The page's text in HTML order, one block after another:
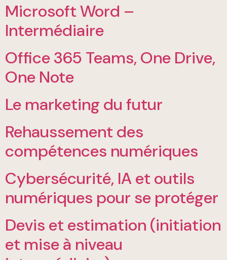
Microsoft Word –
Intermédiaire
Office 365 Teams, One Drive,
One Note
Le marketing du futur
Rehaussement des
compétences numériques
Cybersécurité, IA et outils
numériques pour se protéger
Devis et estimation (initiation
et mise à niveau